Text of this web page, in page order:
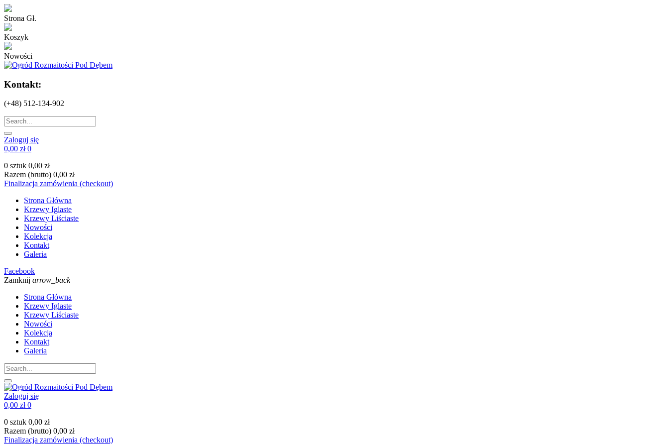
Strona Gł.
Koszyk
Nowości
Kontakt:
(+48) 512-134-902
Zaloguj się
0,00 zł 0
0 sztuk 0,00 zł
Razem (brutto) 0,00 zł
Finalizacja zamówienia (checkout)
Strona Główna
Krzewy Iglaste
Krzewy Liściaste
Nowości
Kolekcja
Kontakt
Galeria
Facebook
Zamknij arrow_back
Strona Główna
Krzewy Iglaste
Krzewy Liściaste
Nowości
Kolekcja
Kontakt
Galeria
Zaloguj się
0,00 zł 0
0 sztuk 0,00 zł
Razem (brutto) 0,00 zł
Finalizacja zamówienia (checkout)